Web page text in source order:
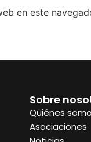
en este
Sobre
Quiénes
Asociaciones